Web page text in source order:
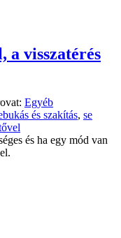
a visszatérés
Egyéb
és szakítás, se
és ha egy mód van